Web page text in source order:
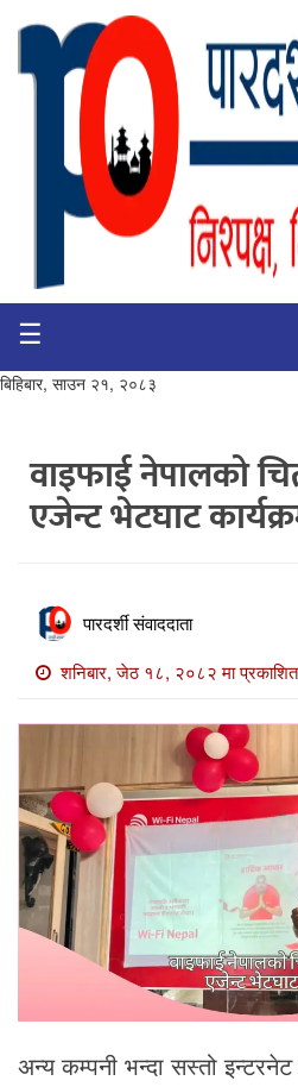
गृहपृष्ठ
भिडियो
खबर
समाचार
खबर
माडी
खबर
विविध
☰
बिहिबार, साउन २१, २०८३
वाइफाई नेपालको
एजेन्ट भेटघाट
पारदर्शी संवाददाता
शनिबार, जेठ १८, २०८२ मा प्रकाशित
अन्य कम्पनी भन्दा सस्तो